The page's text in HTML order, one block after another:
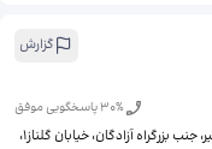
گزارش
30% پاسخگویی موفق
تهران، منطقه 22، شهرک راه آهن (گلستان)، بلوار امیرکبیر، جنب بزرگراه آزادگان، خیابان گلناز1،